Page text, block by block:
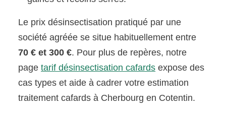
Le prix désinsectisation pratiqué par une
société agréée se situe habituellement entre
70 € et 300 €. Pour plus de repères, notre
pagetarif désinsectisation cafards expose des
cas types et aide à cadrer votre estimation
traitement cafards à Cherbourg en Cotentin.